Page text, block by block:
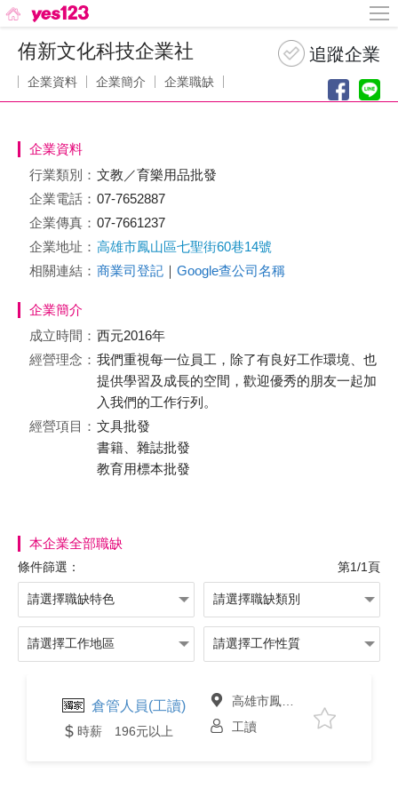
侑新文化科技企業社
企業資料 企業簡介 企業職缺
企業資料
行業類別： 文教／育樂用品批發
企業電話： 07-7652887
企業傳真： 07-7661237
企業地址： 高雄市鳳山區七聖街60巷14號
相關連結： 商業司登記 ｜ Google查公司名稱
企業簡介
成立時間： 西元2016年
經營理念： 我們重視每一位員工，除了有良好工作環境、也
提供學習及成長的空間，歡迎優秀的朋友一起加
入我們的工作行列。
經營項目： 文具批發
書籍、雜誌批發
教育用標本批發
本企業全部職缺
條件篩選： 第1/1頁
倉管人員(工讀)
時薪 196元以上
高雄市鳳山區
工讀